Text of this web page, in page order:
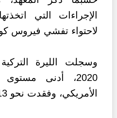
الإجراءات التي
لاحتواء تفشي فيروس
وسجلت الليرة
2020، أدنى
الأمريكي، وفقدت نحو 13% من قيمتها.